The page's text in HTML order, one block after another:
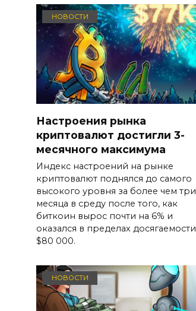
НОВОСТИ
Настроения рынка
криптовалют достигли 3-
месячного максимума
Индекс настроений на рынке
криптовалют поднялся до самого
высокого уровня за более чем три
месяца в среду после того, как
биткоин вырос почти на 6% и
оказался в пределах досягаемости
$80 000.
НОВОСТИ